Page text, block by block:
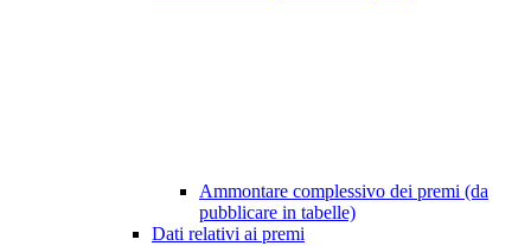
Ammontare complessivo dei premi (da
pubblicare in tabelle)
Dati relativi ai premi